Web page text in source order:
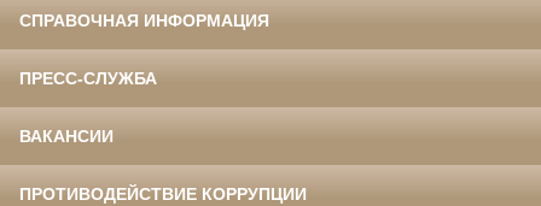
СПРАВОЧНАЯ ИНФОРМАЦИЯ
ПРЕСС-СЛУЖБА
ВАКАНСИИ
ПРОТИВОДЕЙСТВИЕ КОРРУПЦИИ